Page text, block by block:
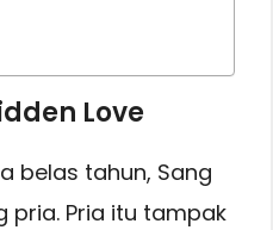
Love
belas tahun, Sang
pria. Pria itu tampak